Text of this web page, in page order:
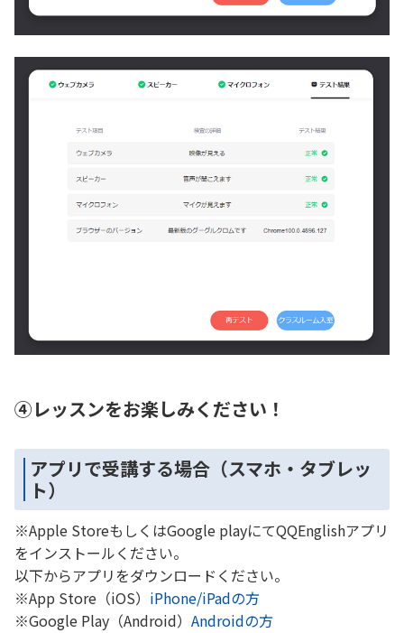
④レッスンをお楽しみください！
アプリで受講する場合（スマホ・タブレッ
ト）
※Apple StoreもしくはGoogle playにてQQEnglishアプリ
をインストールください。
以下からアプリをダウンロードください。
※App Store（iOS） iPhone/iPadの方
※Google Play（Android） Androidの方